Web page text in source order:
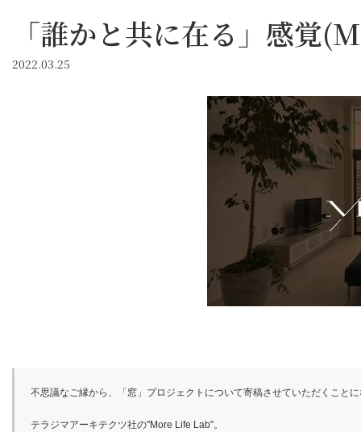
「誰かと共に在る」感覚
2022.03.25
不思議なご縁から、「窓」プロジェクトについて寄稿させていただくこと
テラジマアーキテクツ社の"More Life Lab"。